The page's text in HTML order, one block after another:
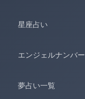
星座占い
エンジェルナンバー
夢占い一覧